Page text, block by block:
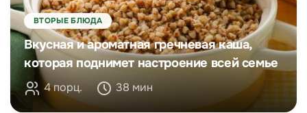
ВТОРЫЕ БЛЮДА
Вкусная и ароматная гречневая каша,
которая поднимет настроение всей семье
4 порц. 38 мин